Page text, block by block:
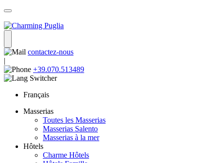
contactez-nous
|
+39.070.513489
Français
Masserias
Toutes les Masserias
Masserias Salento
Masserias à la mer
Hôtels
Charme Hôtels